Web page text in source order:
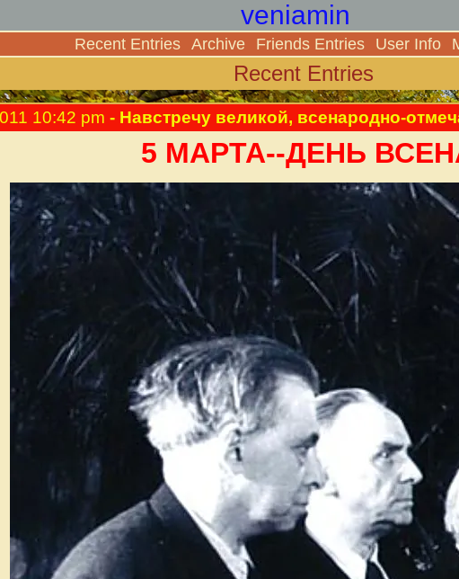
veniamin
Recent Entries Archive Friends Entries User Info
Recent Entries
10:42 pm - Навстречу великой, всенародно-
5 МАРТА--ДЕНЬ